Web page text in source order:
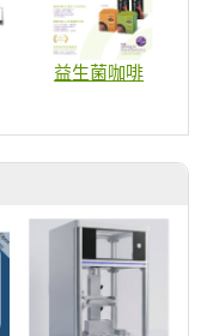
益生菌咖啡